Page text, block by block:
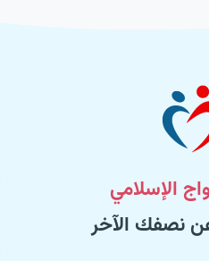
الإسلامي
نصفك الآخر